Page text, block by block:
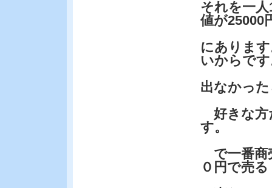
それを一
値が25000
にありま
いからで
出なかっ
好きな方
す。
で一番商
０円で売る